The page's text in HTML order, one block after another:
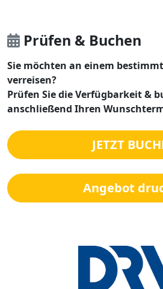
Prüfen & Buchen
Sie möchten an einem
verreisen?
Prüfen Sie die Verfügbarkeit &
anschließend Ihren
JETZT
Angebot